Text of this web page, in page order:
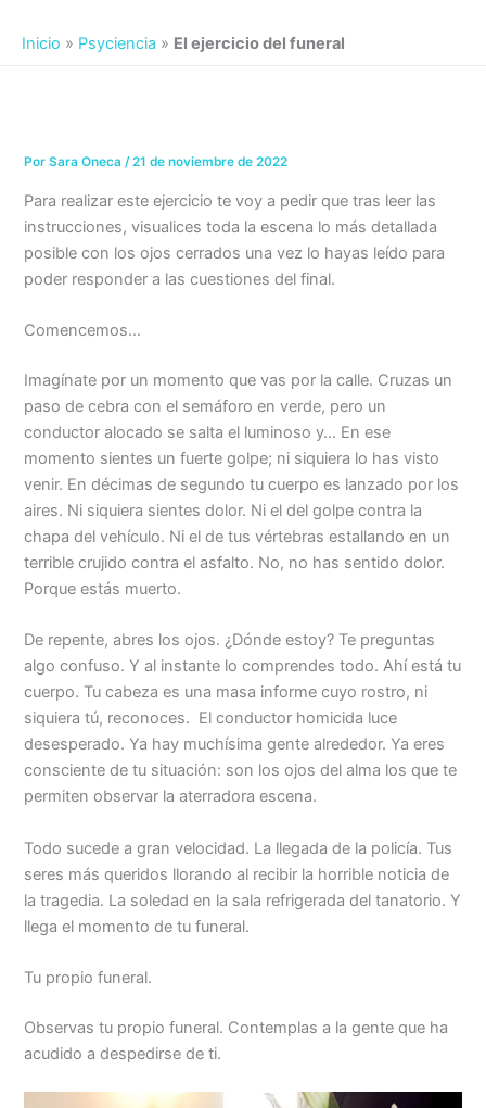
Inicio » Psyciencia » El ejercicio del funeral
PorSara Oneca/21 de noviembre de 2022
Para realizar este ejercicio te voy a pedir que tras leer las
instrucciones, visualices toda la escena lo más detallada
posible con los ojos cerrados una vez lo hayas leído para
poder responder a las cuestiones del final.
Comencemos…
Imagínate por un momento que vas por la calle. Cruzas un
paso de cebra con el semáforo en verde, pero un
conductor alocado se salta el luminoso y… En ese
momento sientes un fuerte golpe; ni siquiera lo has visto
venir. En décimas de segundo tu cuerpo es lanzado por los
aires. Ni siquiera sientes dolor. Ni el del golpe contra la
chapa del vehículo. Ni el de tus vértebras estallando en un
terrible crujido contra el asfalto. No, no has sentido dolor.
Porque estás muerto.
De repente, abres los ojos. ¿Dónde estoy? Te preguntas
algo confuso. Y al instante lo comprendes todo. Ahí está tu
cuerpo. Tu cabeza es una masa informe cuyo rostro, ni
siquiera tú, reconoces. El conductor homicida luce
desesperado. Ya hay muchísima gente alrededor. Ya eres
consciente de tu situación: son los ojos del alma los que te
permiten observar la aterradora escena.
Todo sucede a gran velocidad. La llegada de la policía. Tus
seres más queridos llorando al recibir la horrible noticia de
la tragedia. La soledad en la sala refrigerada del tanatorio. Y
llega el momento de tu funeral.
Tu propio funeral.
Observas tu propio funeral. Contemplas a la gente que ha
acudido a despedirse de ti.